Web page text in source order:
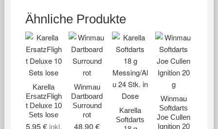
Ähnliche Produkte
Karella
ErsatzFligh
t Deluxe 10
Sets lose
5,95€ inkl.
Winmau
Dartboard
Surround
rot
48,90€
Karella
Softdarts
Winmau
Softdarts
Joe Cullen
Ignition 20